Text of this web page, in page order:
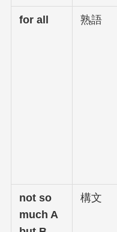
for all 熟語
not so
much A
構文